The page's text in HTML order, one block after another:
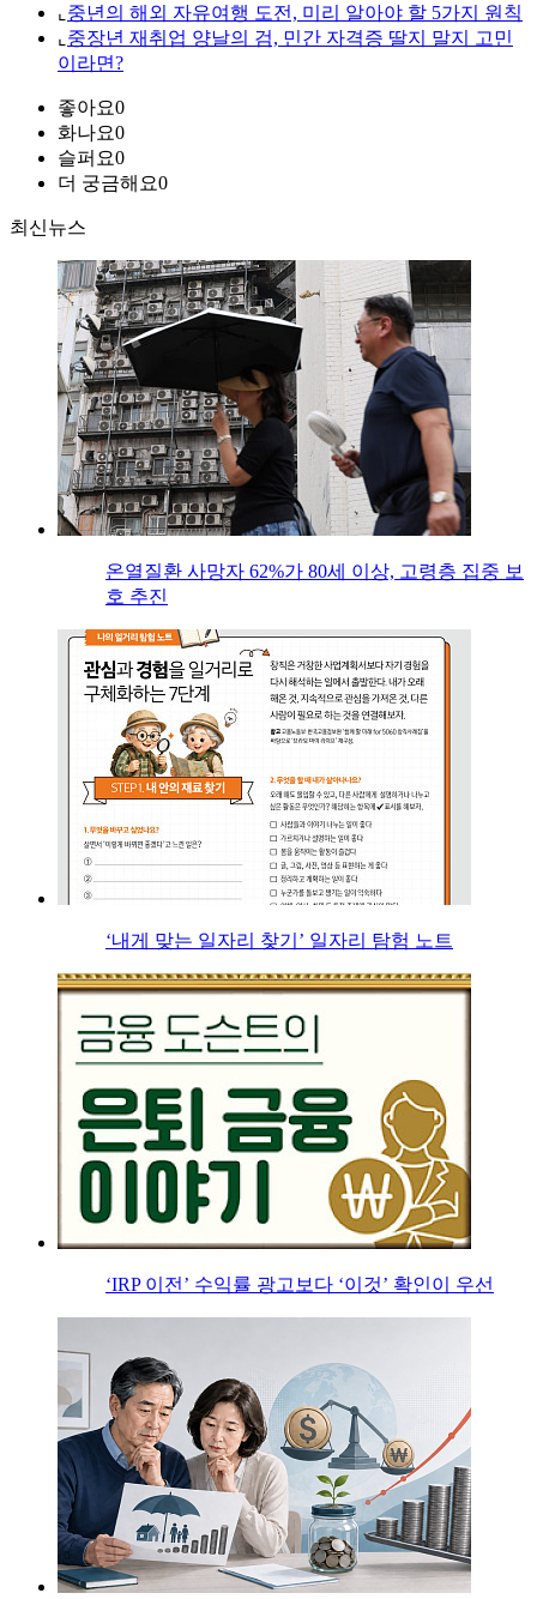
⌞ 중년의 해외 자유여행 도전, 미리 알아야 할 5가지 원칙
⌞ 중장년 재취업 양날의 검, 민간 자격증 딸지 말지 고민
이라면?
좋아요0
화나요0
슬퍼요0
더 궁금해요0
최신뉴스
온열질환 사망자 62%가 80세 이상, 고령층 집중 보
호 추진
‘내게 맞는 일자리 찾기’ 일자리 탐험 노트
‘IRP 이전’ 수익률 광고보다 ‘이것’ 확인이 우선